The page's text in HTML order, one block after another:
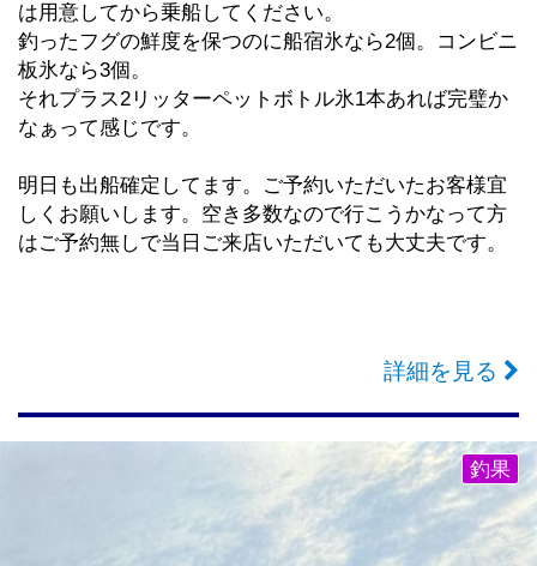
は用意してから乗船してください。
釣ったフグの鮮度を保つのに船宿氷なら2個。コンビニ
板氷なら3個。
それプラス2リッターペットボトル氷1本あれば完璧か
なぁって感じです。
明日も出船確定してます。ご予約いただいたお客様宜
しくお願いします。空き多数なので行こうかなって方
はご予約無しで当日ご来店いただいても大丈夫です。
詳細を見る
釣果